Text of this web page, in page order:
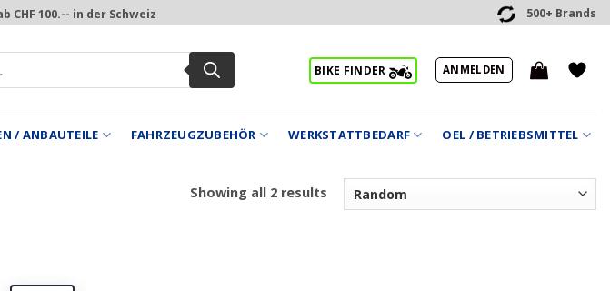
CHF 100.-- in der Schweiz 500+ Brands
BIKE FINDER ANMELDEN
/ ANBAUTEILE FAHRZEUGZUBEHÖR WERKSTATTBEDARF OEL / BETRIEBSMITTEL
Showing all 2 results